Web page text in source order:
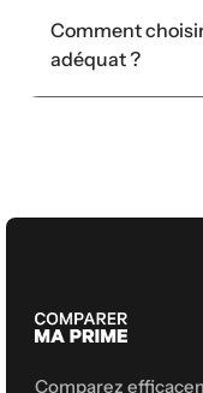
Comment
adéquat ?
Comparez